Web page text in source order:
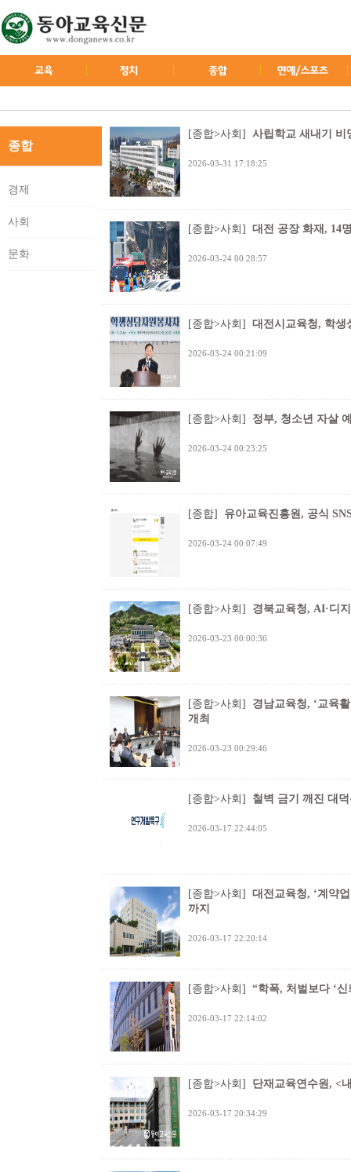
종합
경제
사회
문화
[종합>사회] 사립학교 새내기 비
2026-03-31 17:18:25
[종합>사회] 대전 공장 화재, 14
2026-03-24 00:28:57
[종합>사회] 대전시교육청, 학생
2026-03-24 00:21:09
[종합>사회] 정부, 청소년 자살
2026-03-24 00:23:25
[종합] 유아교육진흥원, 공식
2026-03-24 00:07:49
[종합>사회] 경북교육청, AI·디
2026-03-23 00:00:36
[종합>사회]
경남교육청, ‘교육
개최
2026-03-23 00:29:46
[종합>사회] 철벽 금기 깨진 대
2026-03-17 22:44:05
[종합>사회]
대전교육청, ‘계약
까지
2026-03-17 22:20:14
[종합>사회] “학폭, 처벌보다 ‘
2026-03-17 22:14:02
[종합>사회] 단재교육연수원, <
2026-03-17 20:34:29